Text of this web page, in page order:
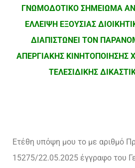
ΓΝΩΜΟΔΟΤΙΚΟ ΣΗΜΕΙΩΜΑ
ΕΛΛΕΙΨΗ ΕΞΟΥΣΙΑΣ
ΔΙΑΠΙΣΤΩΝΕΙ ΤΟΝ
ΑΠΕΡΓΙΑΚΗΣ ΚΙΝΗΤΟΠΟΙΗΣΗΣ
ΤΕΛΕΣΙΔΙΚΗΣ
Ετέθη υπόψη μου το με αριθμό
15275/22.05.2025 έγγραφο του